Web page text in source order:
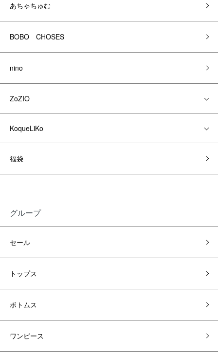
あちゃちゅむ
BOBO CHOSES
nino
ZoZIO
KoqueLiKo
福袋
グループ
セール
トップス
ボトムス
ワンピース